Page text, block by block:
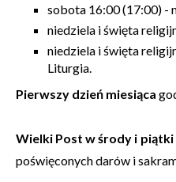
sobota 16:00 (17:00) -
niedziela i święta
niedziela i święta
Liturgia.
Pierwszy dzień miesiąca
Wielki Post w środy i piątki
poświęconych darów i